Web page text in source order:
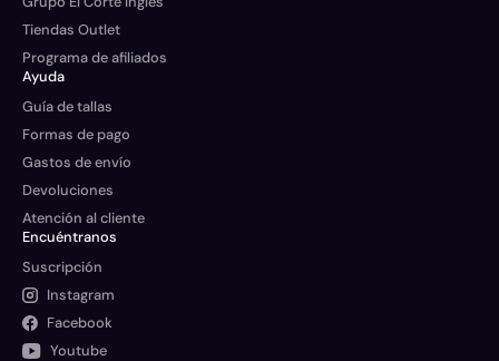
Tiendas Outlet
Programa de afiliados
Ayuda
Guía de tallas
Formas de pago
Gastos de envío
Devoluciones
Atención al cliente
Encuéntranos
Suscripción
Instagram
Facebook
Youtube